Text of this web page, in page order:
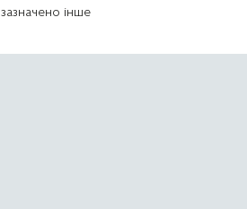
зазначено інше